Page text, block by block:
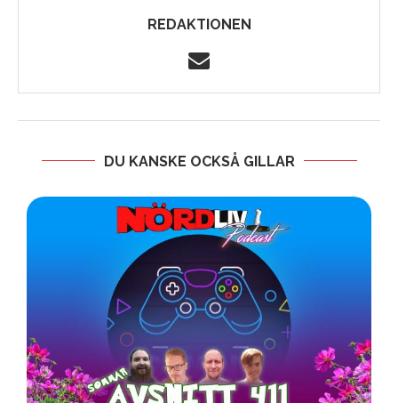
REDAKTIONEN
DU KANSKE OCKSÅ GILLAR